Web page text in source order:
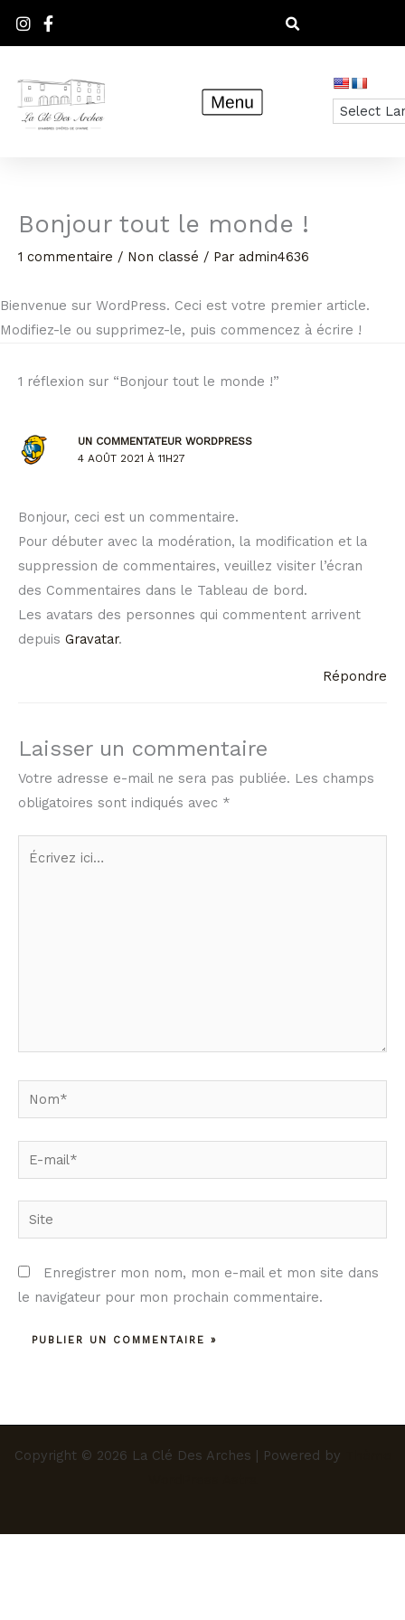
Bonjour tout le monde !
1 commentaire / Non classé / Par admin4636
Bienvenue sur WordPress. Ceci est votre premier article.
Modifiez-le ou supprimez-le, puis commencez à écrire !
1 réflexion sur “Bonjour tout le monde !”
UN COMMENTATEUR WORDPRESS
4 AOÛT 2021 À 11H27
Bonjour, ceci est un commentaire.
Pour débuter avec la modération, la modification et la
suppression de commentaires, veuillez visiter l’écran
des Commentaires dans le Tableau de bord.
Les avatars des personnes qui commentent arrivent
depuis Gravatar.
Répondre
Laisser un commentaire
Votre adresse e-mail ne sera pas publiée. Les champs
obligatoires sont indiqués avec *
Écrivez
Nom*
E-
mail*
Site
Enregistrer mon nom, mon e-mail et mon site dans
le navigateur pour mon prochain commentaire.
Copyright © 2026 La Clé Des Arches | Powered by